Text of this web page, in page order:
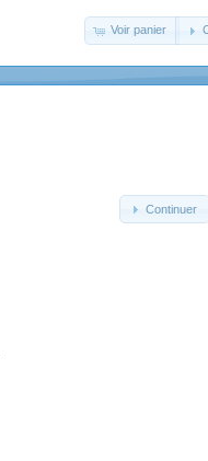
Voir panier
Continuer